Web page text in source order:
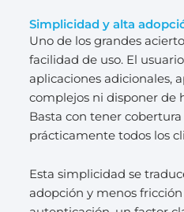
Simplicidad y alta
Uno de los grandes
facilidad de uso. El
aplicaciones adicionales,
complejos ni disponer de
Basta con tener
prácticamente todos los
Esta simplicidad se
adopción y menos